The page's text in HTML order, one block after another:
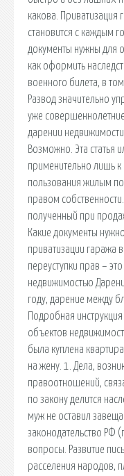
какова. Приватизация
становится с каждым
документы нужны для
как оформить
военного билета, в
Развод значительно
уже
дарении
Возможно. Эта статья
применительно лишь
пользования жилым
правом
полученный при
Какие документы
приватизации гаража
переуступки прав –
недвижимостью
году, дарение между
Подробная
объектов
была куплена
на жену. 1. Дела,
правоотношений,
по закону делится
муж не оставил
законодательство РФ
вопросы. Развитие
расселения народов,